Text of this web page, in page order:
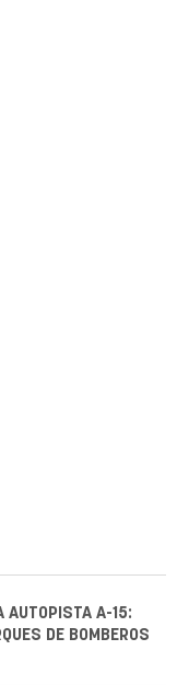
AUTOPISTA A-15:
DE BOMBEROS